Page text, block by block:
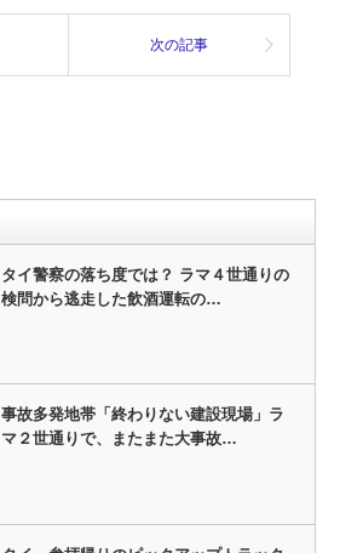
次の記事
タイ警察の落ち度では？ ラマ４世通りの
検問から逃走した飲酒運転の…
事故多発地帯「終わりない建設現場」ラ
マ２世通りで、またまた大事故…